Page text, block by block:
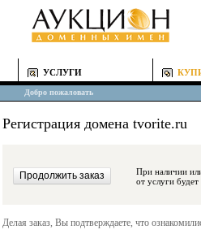
УСЛУГИ
Добро пожаловать
Регистрация домена tvorite.ru
При наличии или
от услуги
Делая заказ, Вы подтверждаете, что